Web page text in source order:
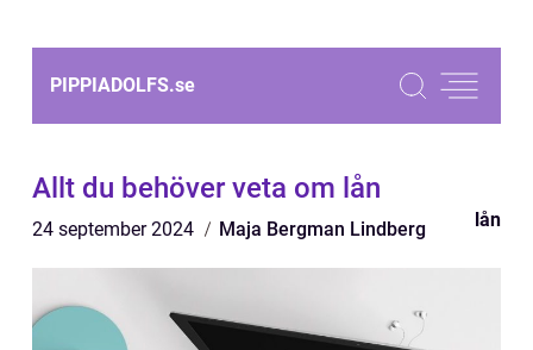
PIPPIADOLFS.se
Allt du behöver veta om lån
24 september 2024 Maja Bergman Lindberg lån